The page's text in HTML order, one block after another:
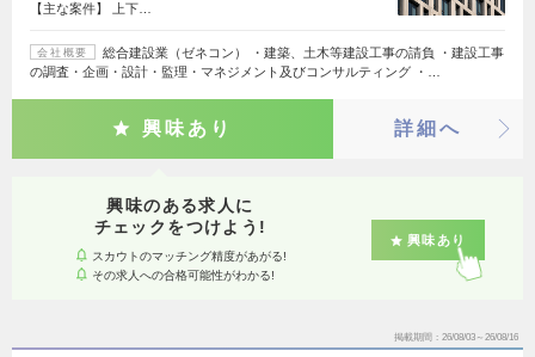
【主な案件】 上下…
会社概要
総合建設業（ゼネコン） ・建築、土木等建設工事の請負 ・建設工事
の調査・企画・設計・監理・マネジメント及びコンサルティング ・…
興味あり 詳細へ
興味のある求人に
チェックをつけよう!
スカウトのマッチング精度があがる!
その求人への合格可能性がわかる!
興味あり
掲載期間 26/08/03～26/08/16